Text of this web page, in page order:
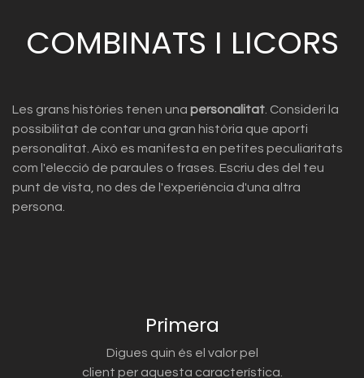
COMBINATS I LICORS
Les grans històries tenen una personalitat. Consideri la
possibilitat de contar una gran història que aporti
personalitat. Això es manifesta en petites peculiaritats
com l'elecció de paraules o frases. Escriu des del teu
punt de vista, no des de l'experiència d'una altra
persona.
Primera
Digues quin és el valor pel
client per aquesta característica.